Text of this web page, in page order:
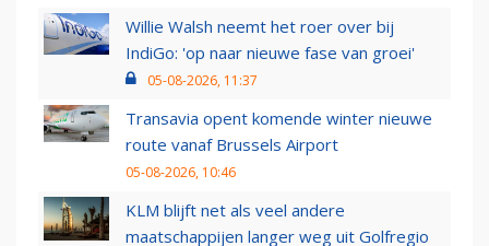
Willie Walsh neemt het roer over bij
IndiGo: 'op naar nieuwe fase van groei'
05-08-2026, 11:37
Transavia opent komende winter nieuwe
route vanaf Brussels Airport
05-08-2026, 10:46
KLM blijft net als veel andere
maatschappijen langer weg uit Golfregio